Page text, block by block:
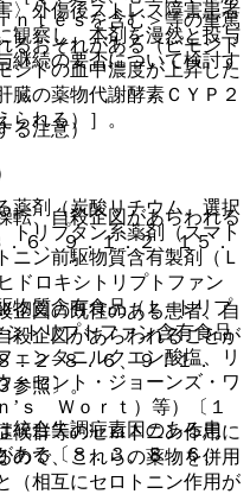
ｔｅｓを含む＞等の重篤
るおそれがある（ピモジド
ジドの血中濃度が上昇した
臓の薬物代謝酵素ＣＹＰ２
られる）］。
剤（炭酸リチウム、選択
トリプタン系薬剤（スマト
ニン前駆物質含有製剤（Ｌ
ドロキシトリプトファン
物質含有食品（Ｌ−トリプ
トリプトファン含有食品
ェンタニルクエン酸塩、リ
＜セント・ジョーンズ・ワ
’ｓ Ｗｏｒｔ）等）〔１
候群等のセロトニン作用に
ので、これらの薬物を併用
（相互にセロトニン作用が
外傷後ストレス障害患者
観察し、本剤を漫然と投与
継続の要否について検討す
る注意）
転、自殺企図があらわれる
６、９．１．２、１５．
図の既往のある患者、自
殺企図があらわれることが
．２−８．６、９．１．
参照〕。
統合失調症素因のある患
ある〔８．３、８．６、